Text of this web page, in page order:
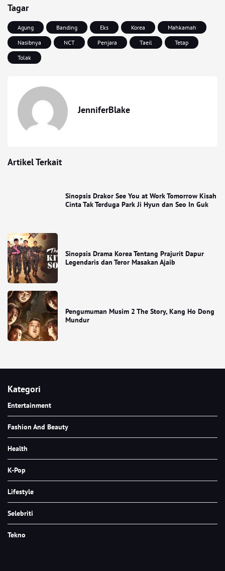
Tagar
Agung Banding Eks Korea
Mahkamah
Nasibnya
NCT Penjara Taeil
Tetap
Tolak
JenniferBlake
Artikel Terkait
Sinopsis Drakor See You at Work Tomorrow Kisah
Cinta Tak Terduga Park Ji Hyun dan Seo In Guk
Sinopsis Drama Korea Tentang Prajurit Dapur
Legendaris dan Teror Masakan Ajaib
Pengumuman Musim 2 The Story, Kang Ho Dong
Mundur
Kategori
Entertainment
Fashion And Beauty
Health
K-Pop
Lifestyle
Selebriti
Tekno